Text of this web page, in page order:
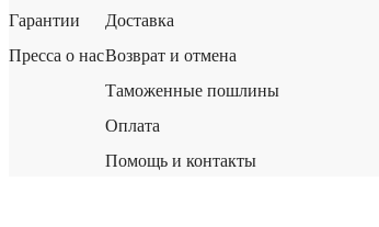
Гарантии
Пресса о нас
Доставка
Возврат и отмена
Таможенные пошлины
Оплата
Помощь и контакты